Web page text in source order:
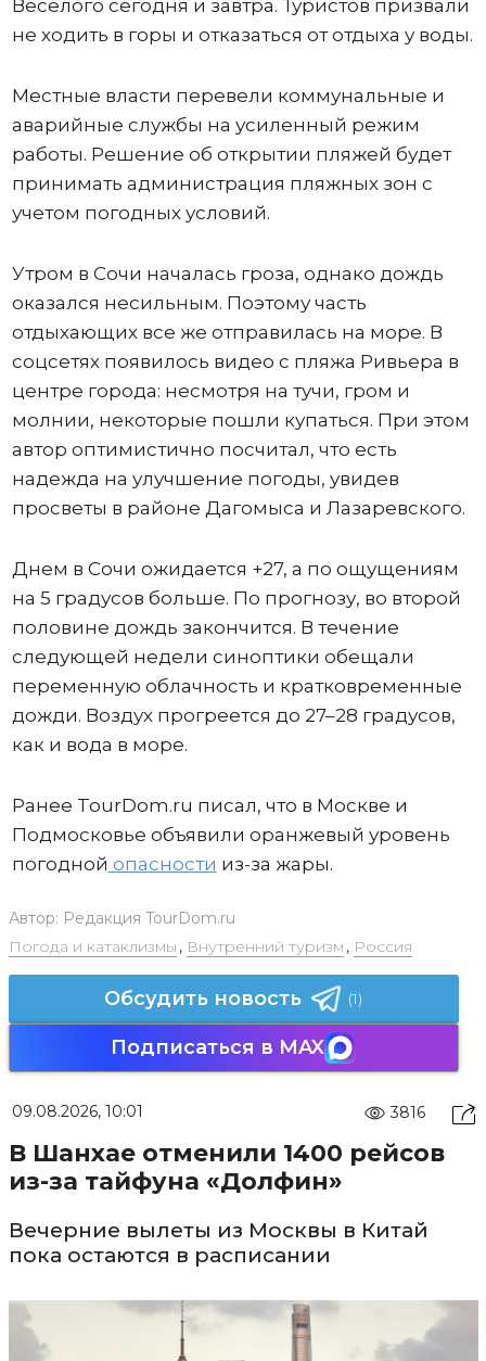
Веселого сегодня и завтра. Туристов призвали
не ходить в горы и отказаться от отдыха у воды.
Местные власти перевели коммунальные и
аварийные службы на усиленный режим
работы. Решение об открытии пляжей будет
принимать администрация пляжных зон с
учетом погодных условий.
Утром в Сочи началась гроза, однако дождь
оказался несильным. Поэтому часть
отдыхающих все же отправилась на море. В
соцсетях появилось видео с пляжа Ривьера в
центре города: несмотря на тучи, гром и
молнии, некоторые пошли купаться. При этом
автор оптимистично посчитал, что есть
надежда на улучшение погоды, увидев
просветы в районе Дагомыса и Лазаревского.
Днем в Сочи ожидается +27, а по ощущениям
на 5 градусов больше. По прогнозу, во второй
половине дождь закончится. В течение
следующей недели синоптики обещали
переменную облачность и кратковременные
дожди. Воздух прогреется до 27–28 градусов,
как и вода в море.
Ранее TourDom.ru писал, что в Москве и
Подмосковье объявили оранжевый уровень
погодной опасности из-за жары.
Автор: Редакция TourDom.ru
Погода и катаклизмы , Внутренний туризм , Россия
Обсудить новость (1)
Подписаться в MAX
09.08.2026, 10:01 3816
В Шанхае отменили 1400 рейсов
из-за тайфуна «Долфин»
Вечерние вылеты из Москвы в Китай
пока остаются в расписании